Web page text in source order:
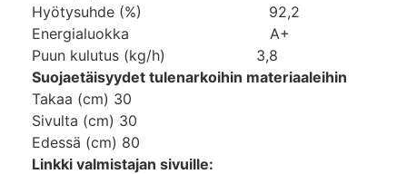
Hyötysuhde (%) 92,2
Energialuokka A+
Puun kulutus (kg/h) 3,8
Suojaetäisyydet tulenarkoihin materiaaleihin
Takaa (cm) 30
Sivulta (cm) 30
Edessä (cm) 80
Linkki valmistajan sivuille: